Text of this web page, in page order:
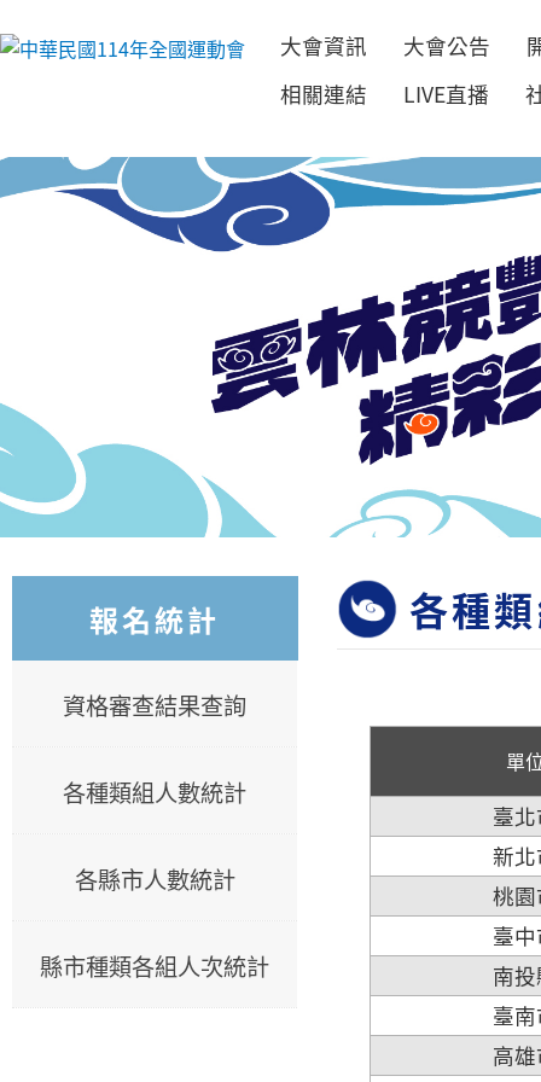
跳到主要內容
大會資訊 大會公告
相關連結
LIVE直播
報名統計
資格審查結果查詢
各種類組人數統計
各縣市人數統計
縣市種類各組人次統計
各種
單
臺
新
桃
臺
南
臺
高